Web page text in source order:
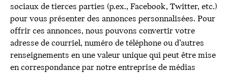
sociaux de tierces parties (p.ex., Facebook, Twitter, etc.)
pour vous présenter des annonces personnalisées. Pour
offrir ces annonces, nous pouvons convertir votre
adresse de courriel, numéro de téléphone ou d’autres
renseignements en une valeur unique qui peut être mise
en correspondance par notre entreprise de médias